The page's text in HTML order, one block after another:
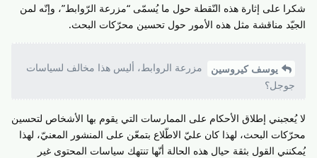
شكرا على إثارة هذه النّقطة حول ما يُسمّى “مزرعة الرّوابط”، وإنّه لمن
الجيّد مناقشة مثل هذه الأمور حول تحسين محرّكات البحث.
يوسف كيروسين
مزرعة الروابط، أليس هذا مخالف لسياسات
جوجل؟
لا يُعجبني إطلاق الأحكام على الممارسات التي يقوم بها الأشخاص لتحسين
محرّكات البحث، لهذا كان عليّ الاطّلاع بتمعّن على المنشور المعنيّ، لهذا
يُمكنني القول بثقة حيال هذه الحالة أنّها تنتهك سياسات المحتوى غير